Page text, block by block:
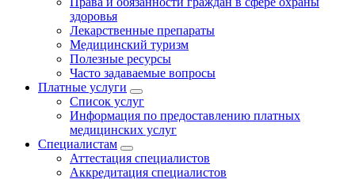
здоровья
Лекарственные препараты
Медицинский туризм
Полезные ресурсы
Часто задаваемые вопросы
Платные услуги
Список услуг
Информация по предоставлению платных
медицинских услуг
Специалистам
Аттестация специалистов
Аккредитация специалистов